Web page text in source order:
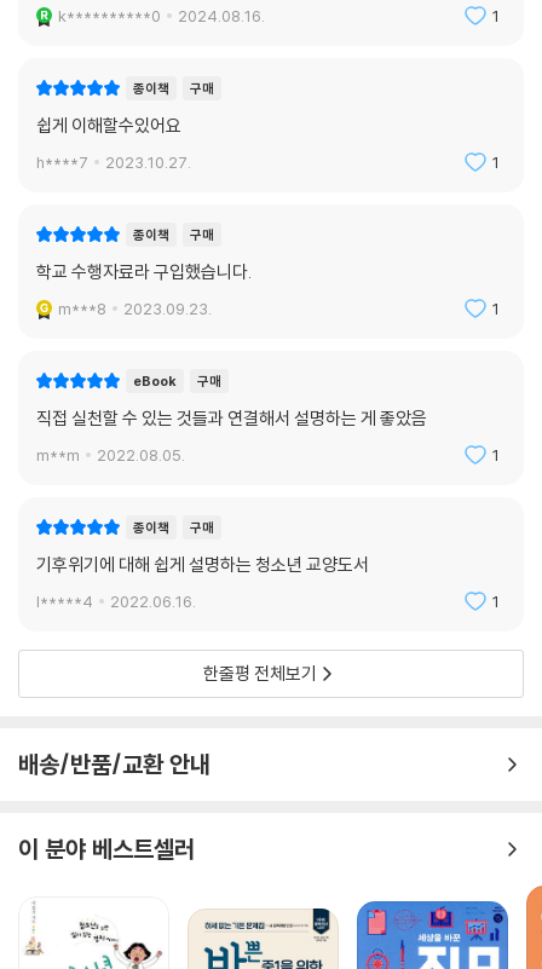
스마트폰뿐 아니라, 낡았다고 그냥 버리는 티셔츠 하나를 만들기 위해 얼
벌목되는 나무가 얼마나 많은지, 거대 가구 기업들에 의해 벌목된 숲을 다
을 쓰면 안 되나요?” 하는 물음이 나올 법하다. 이 책은 우리가 쓰는 물건의
이면에 있는 잘 몰랐던 탄소 배출의 현장을 보여주지만, 우리가 너무나 쉽
재활용을 한다면 어떨까? 그동안 너무나 많이 만들고, 그래서 무수히 나와
릴 수 있는 방법임을 강조한다.
우리가 먹는 것 하나하나에 숨은 반전의 기후 위기 현실
이 책에는 전혀 관계가 없을 것 같지만, 알고 보면 엄청난 관계가 있는 반전
의 사실로 우리 두 눈을 번쩍 뜨이게 한다. 먼저, 육식과 산불이 밀접한 연
라져가고 있다는 사실을 말하는데, 과연 소고기와 숲이 무슨 상관이 있을
량이 늘면서 소의 사료 재배에 필요한 땅이 필요해 아마존 열대우림에 농
민들이 불을 지르고 있다면? 그래서 우리가 지구의 허파라고 알고 있는 아
라운 세상으로 우리를 인도한다.
유는 초콜릿, 샴푸, 로션, 바이오매스에 이르기까지 온갖 공산품을 만드는
데 쓰인다. 세계적으로 팜유의 소비가 많아지자 인도네시아에서는 팜유 농
이 숲을 사라지게 한다는 이 불편한 진실 앞에서 우리는 무엇을 생각하고
또 행동해야 할까. 이밖에도 달콤한 초콜릿, 가족들과 함께 시켜먹는 피자
주고 있는지도 이야기한다.
k**********0 2024.08.16. 1
종이책 구매
쉽게 이해할수있어요
h****7 2023.10.27. 1
종이책 구매
학교 수행자료라 구입했습니다.
m***8 2023.09.23. 1
eBook 구매
직접 실천할 수 있는 것들과 연결해서 설명하는 게 좋았음
m**m 2022.08.05. 1
종이책 구매
기후위기에 대해 쉽게 설명하는 청소년 교양도서
l*****4 2022.06.16. 1
한줄평 전체보기
배송/반품/교환 안내
이 분야 베스트셀러